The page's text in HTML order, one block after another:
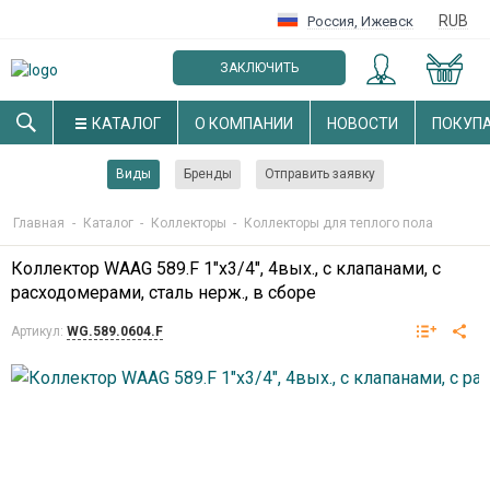
Россия, Ижевск RUB
ЗАКЛЮЧИТЬ
ОПТОВЫЙ ДОГОВОР
КАТАЛОГ О КОМПАНИИ НОВОСТИ
Виды Бренды Отправить заявку
Главная - Каталог - Коллекторы - Коллекторы для теплого пола
Коллектор WAAG 589.F 1"х3/4", 4вых., c клапанами, с
расходомерами, сталь нерж., в сборе
Артикул: WG.589.0604.F